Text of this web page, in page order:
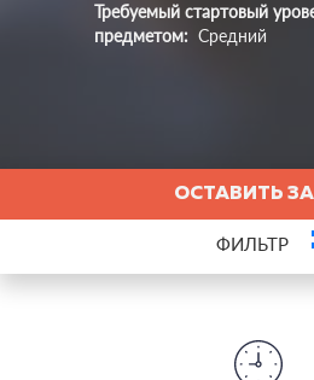
Требуемый стартовый
предметом:Средний
ОСТАВИТЬ
ФИЛЬТР
Это ваша компания? Зарегистрируйте